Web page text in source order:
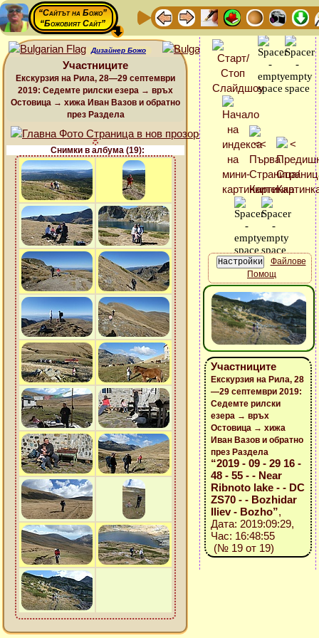
“Сайтът на Божо”
“Божовият Сайт”
Дизайнер Божо
Участниците
Екскурзия на Рила, 28—29 септември
2019: Седемте рилски езера → връх
Остовица → хижа Иван Вазов и обратно
през Раздела
Снимки в албума (19):
Файлове
Помощ
Участниците
Екскурзия на Рила, 28
—29 септември 2019:
Седемте рилски
езера → връх
Остовица → хижа
Иван Вазов и обратно
през Раздела
“2019 - 09 - 29 16 -
48 - 55 - - Near
Ribnoto lake - - DC
ZS70 - - Bozhidar
Iliev - Bozho”,
Дата: 2019:09:29,
Час: 16:48:55
(№ 19 от 19)